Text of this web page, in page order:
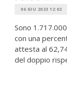
06 GIU 2023 12:02
Sono
con una
attesta al
del doppio